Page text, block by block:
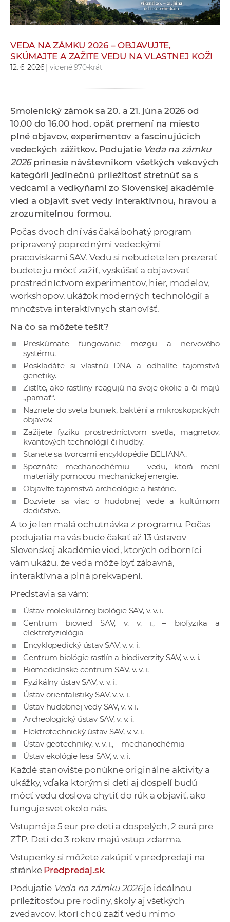
e
v
a
n
í
č
k
a
c
h
a
í
c
S
V
VEDA NA ZÁMKU 2026 – OBJAVUJTE,
SKÚMAJTE A ZAŽITE VEDU NA VLASTNEJ KOŽI
12. 6. 2026| videné 970-krát
Smolenický zámok sa 20. a 21. júna 2026 od
10.00 do 16.00 hod. opäť premení na miesto
plné objavov, experimentov a fascinujúcich
vedeckých zážitkov. Podujatie Veda na zámku
2026prinesie návštevníkom všetkých vekových
kategórií jedinečnú príležitosť stretnúť sa s
vedcami a vedkyňami zo Slovenskej akadémie
vied a objaviť svet vedy interaktívnou, hravou a
zrozumiteľnou formou.
Počas dvoch dní vás čaká bohatý program
pripravený poprednými vedeckými
pracoviskami SAV. Vedu si nebudete len prezerať
budete ju môcť zažiť, vyskúšať a objavovať
prostredníctvom experimentov, hier, modelov,
workshopov, ukážok moderných technológií a
množstva interaktívnych stanovíšť.
Na čo sa môžete tešiť?
Preskúmate fungovanie mozgu a nervového
systému.
Poskladáte si vlastnú DNA a odhalíte tajomstvá
genetiky.
Zistíte, ako rastliny reagujú na svoje okolie a či majú
„pamäť“.
Nazriete do sveta buniek, baktérií a mikroskopických
objavov.
Zažijete fyziku prostredníctvom svetla, magnetov,
kvantových technológií či hudby.
Stanete sa tvorcami encyklopédie BELIANA.
Spoznáte mechanochémiu – vedu, ktorá mení
materiály pomocou mechanickej energie.
Objavíte tajomstvá archeológie a histórie.
Dozviete sa viac o hudobnej vede a kultúrnom
dedičstve.
A to je len malá ochutnávka z programu. Počas
podujatia na vás bude čakať až 13 ústavov
Slovenskej akadémie vied, ktorých odborníci
vám ukážu, že veda môže byť zábavná,
interaktívna a plná prekvapení.
Predstavia sa vám:
Ústav molekulárnej biológie SAV, v. v. i.
Centrum biovied SAV, v. v. i., – biofyzika a
elektrofyziológia
Encyklopedický ústav SAV, v. v. i.
Centrum biológie rastlín a biodiverzity SAV, v. v. i.
Biomedicínske centrum SAV, v. v. i.
Fyzikálny ústav SAV, v. v. i.
Ústav orientalistiky SAV, v. v. i.
Ústav hudobnej vedy SAV, v. v. i.
Archeologický ústav SAV, v. v. i.
Elektrotechnický ústav SAV, v. v. i.
Ústav geotechniky, v. v. i., – mechanochémia
Ústav ekológie lesa SAV, v. v. i.
Každé stanovište ponúkne originálne aktivity a
ukážky, vďaka ktorým si deti aj dospelí budú
môcť vedu doslova chytiť do rúk a objaviť, ako
funguje svet okolo nás.
Vstupné je 5 eur pre deti a dospelých, 2 eurá pre
ZŤP. Deti do 3 rokov majú vstup zdarma.
Vstupenky si môžete zakúpiť v predpredaji na
stránke Predpredaj.sk.
PodujatieVeda na zámku 2026je ideálnou
príležitosťou pre rodiny, školy aj všetkých
zvedavcov, ktorí chcú zažiť vedu mimo